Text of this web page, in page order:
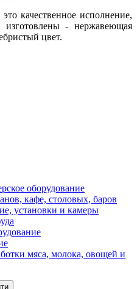
качественное исполнение,
- нержавеющая
цвет.
оборудование
кафе, столовых, баров
установки и камеры
мяса, молока, овощей и